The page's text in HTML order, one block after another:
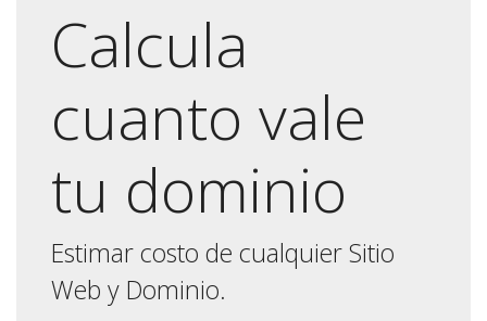
Calcula
cuanto vale
tu dominio
Estimar costo de cualquier Sitio
Web y Dominio.